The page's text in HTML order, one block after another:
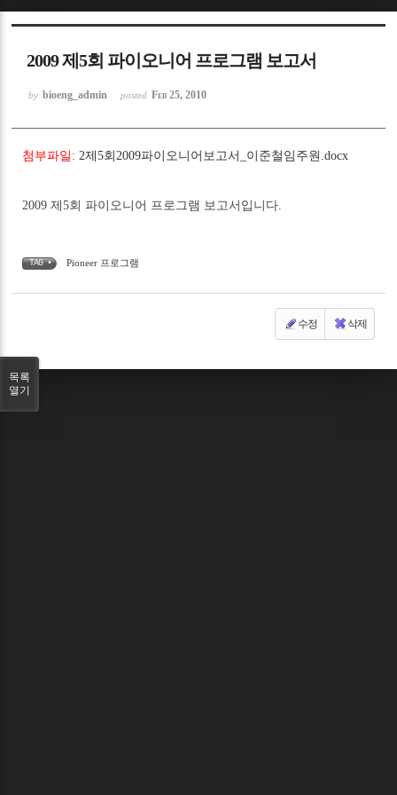
2009 제5회 파이오니어 프로그램 보고서
by bioeng_admin posted Feb 25, 2010
첨부파일: 2제5회2009파이오니어보고서_이준철임주원.docx
2009 제5회 파이오니어 프로그램 보고서입니다.
TAG • Pioneer 프로그램
수정 삭제
목록
열기
Sketchbook5, 스케치북5
Sketchbook5, 스케치북5